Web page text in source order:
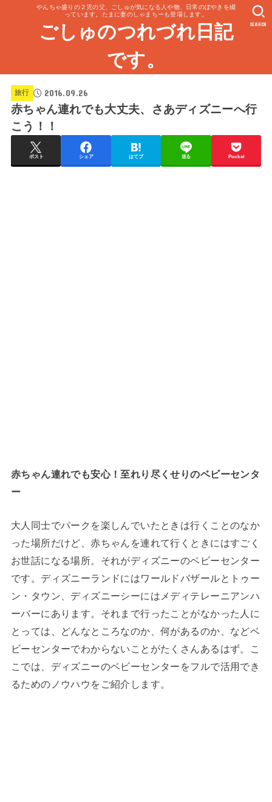
やんちゃ盛りの２児の父、ごしゅが気になる人や物、日常のぼやきを綴
っています。たまに妻のしゃまちーも登場します。
ごしゅのつれづれ日記
です。
SEARCH
旅行 2016.09.26
赤ちゃん連れでも大丈夫、さあディズニーへ行
こう！！
ポスト シェア はてブ 送る Pocket
赤ちゃん連れでも安心！至れり尽くせりのベビーセンタ
ー
大人同士でパークを楽しんでいたときは行くことのなか
った場所だけど、赤ちゃんを連れて行くときにはすごく
お世話になる場所。それがディズニーのベビーセンター
です。ディズニーランドにはワールドバザールとトゥー
ン・タウン、ディズニーシーにはメディテレーニアンハ
ーバーにあります。それまで行ったことがなかった人に
とっては、どんなところなのか、何があるのか、などベ
ビーセンターでわからないことがたくさんあるはず。こ
こでは、ディズニーのベビーセンターをフルで活用でき
るためのノウハウをご紹介します。